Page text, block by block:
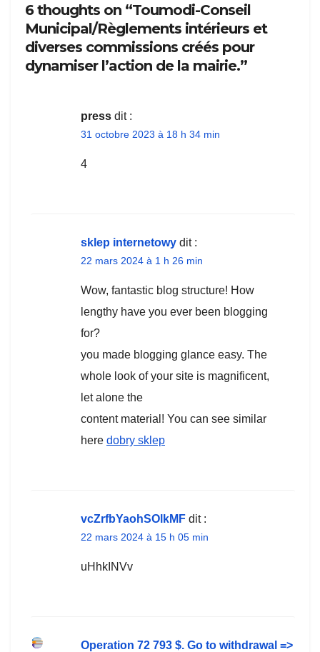
6 thoughts on “Toumodi-Conseil
Municipal/Règlements intérieurs et
diverses commissions créés pour
dynamiser l’action de la mairie.”
press dit :
31 octobre 2023 à 18 h 34 min
4
sklep internetowy dit :
22 mars 2024 à 1 h 26 min
Wow, fantastic blog structure! How
lengthy have you ever been blogging
for?
you made blogging glance easy. The
whole look of your site is magnificent,
let alone the
content material! You can see similar
here dobry sklep
vcZrfbYaohSOlkMF dit :
22 mars 2024 à 15 h 05 min
uHhkINVv
Operation 72 793 $. Gо tо withdrаwаl =>